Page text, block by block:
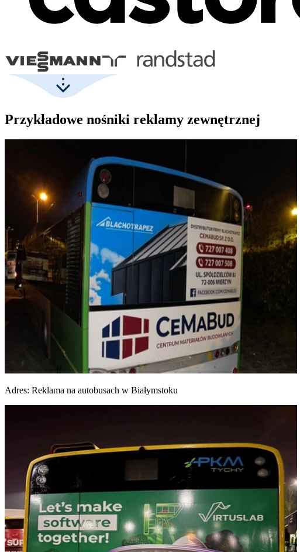
Przykładowe nośniki reklamy zewnętrznej
Adres: Reklama na autobusach w Białymstoku